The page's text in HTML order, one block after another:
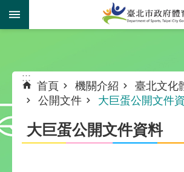
跳到主要內容區塊
:::
首頁 機關介紹
臺北文化
公開文件
大巨蛋公開文件
大巨蛋公開文件資料